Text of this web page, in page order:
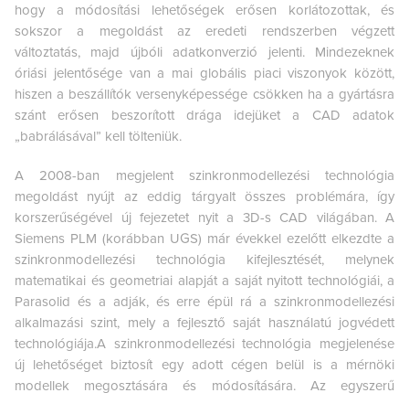
hogy a módosítási lehetőségek erősen korlátozottak, és
sokszor a megoldást az eredeti rendszerben végzett
változtatás, majd újbóli adatkonverzió jelenti. Mindezeknek
óriási jelentősége van a mai globális piaci viszonyok között,
hiszen a beszállítók versenyképessége csökken ha a gyártásra
szánt erősen beszorított drága idejüket a CAD adatok
„babrálásával” kell tölteniük.
A 2008-ban megjelent szinkronmodellezési technológia
megoldást nyújt az eddig tárgyalt összes problémára, így
korszerűségével új fejezetet nyit a 3D-s CAD világában. A
Siemens PLM (korábban UGS) már évekkel ezelőtt elkezdte a
szinkronmodellezési technológia kifejlesztését, melynek
matematikai és geometriai alapját a saját nyitott technológiái, a
Parasolid és a adják, és erre épül rá a szinkronmodellezési
alkalmazási szint, mely a fejlesztő saját használatú jogvédett
technológiája.A szinkronmodellezési technológia megjelenése
új lehetőséget biztosít egy adott cégen belül is a mérnöki
modellek megosztására és módosítására. Az egyszerű